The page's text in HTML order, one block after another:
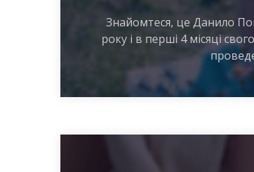
Знайомтеся, це Данило
року і в перші 4 місяці